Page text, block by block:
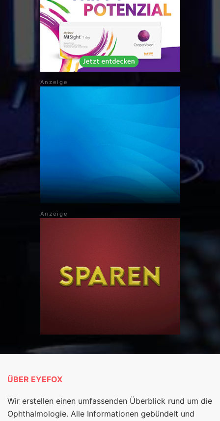
ÜBER EYEFOX
Wir erstellen einen umfassenden Überblick rund um die
Ophthalmologie. Alle Informationen gebündelt und